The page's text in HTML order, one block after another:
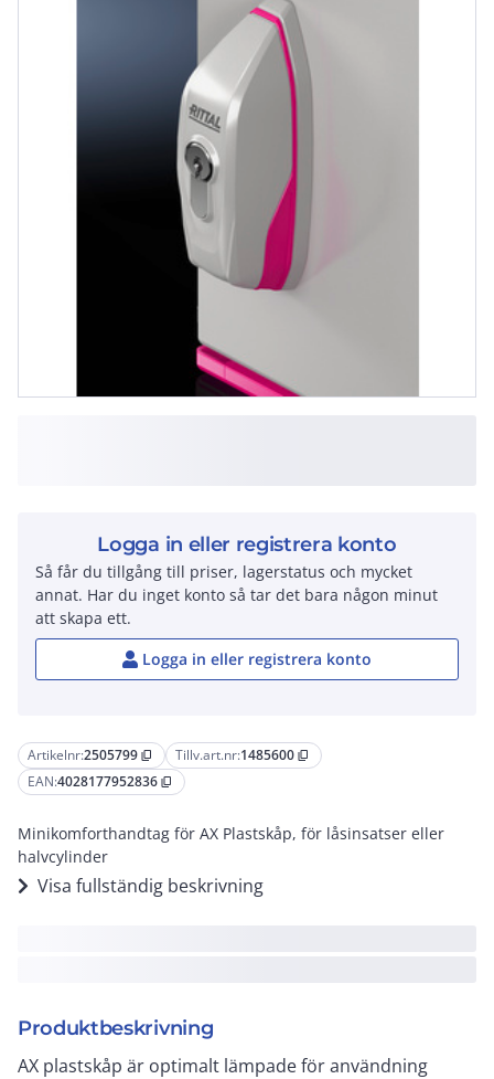
Artikelnr:2505799 content_copy Tillv.art.nr:1485600 content_copy
EAN:4028177952836 content_copy
Minikomforthandtag för AX Plastskåp, för låsinsatser eller
halvcylinder
Visa fullständig beskrivning
Produktbeskrivning
AX plastskåp är optimalt lämpade för användning
Logga in eller registrera konto
Så får du tillgång till priser, lagerstatus och mycket
annat. Har du inget konto så tar det bara någon minut
att skapa ett.
Logga in eller registrera konto